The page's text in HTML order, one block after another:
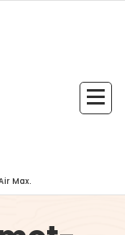
Max.